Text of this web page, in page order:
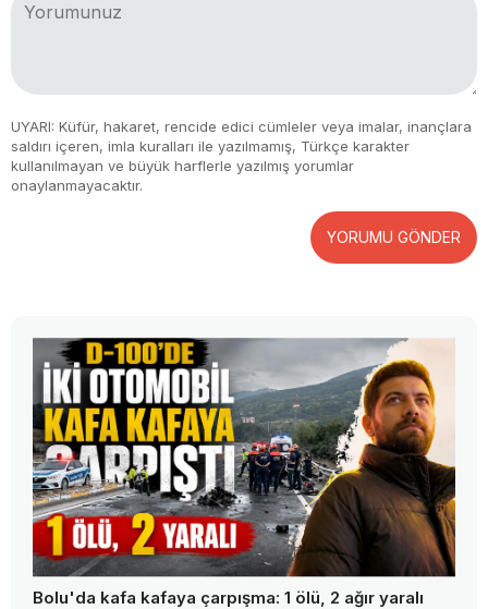
UYARI: Küfür, hakaret, rencide edici cümleler veya imalar, inançlara
saldırı içeren, imla kuralları ile yazılmamış, Türkçe karakter
kullanılmayan ve büyük harflerle yazılmış yorumlar
onaylanmayacaktır.
YORUMU GÖNDER
Bolu'da kafa kafaya çarpışma: 1 ölü, 2 ağır yaralı